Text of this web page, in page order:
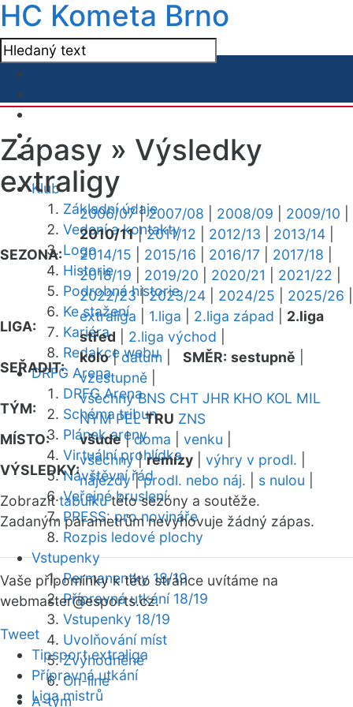
HC Kometa Brno
Klub
Základní údaje
Vedení a kontakty
Logo
Historie
Podrobná historie
Ke stažení
Kariéra
Redakce webu
DRFG Arena
DRFG Arena
Schéma tribun
Plánek areny
Virtuální prohlídka
Návštěvní řád
Veřejné bruslení
PRESS: pro novináře
Rozpis ledové plochy
Vstupenky
Permanentky 18/19
Přípravná utkání 18/19
Vstupenky 18/19
Uvolňování míst
Zvýhodněné
On-line
A-tým
Zápasy » Výsledky
extraligy
SEZONA:
2006/07|2007/08 2008/09 2009/10
2010/11|2011/12 2012/13 2013/14
2014/15
2015/16 2016/17 2017/18
2018/19
2019/20 2020/21 2021/22
2022/23|2023/24 2024/25 2025/26
LIGA:
extraliga 1.liga 2.liga západ
2.liga
střed
2.liga východ
SEŘADIT:
kolo|datum SMĚR: sestupně
vzestupně
TÝM:
všechny BNS CHT JHR KHO KOL MIL
NYM PEL TRU ZNS
MÍSTO:
všude|doma venku
VÝSLEDKY:
všechny|remízy výhry v prodl.
nájezdy|prodl. nebo náj. s nulou
Zobrazittabulkutéto sezóny a soutěže.
Zadaným parametrům nevyhovuje žádný zápas.
Vaše připomínky k této stránce uvítáme na
webmaster@esports.cz.
Tweet
Tipsport extraliga
Přípravná utkání
Liga mistrů